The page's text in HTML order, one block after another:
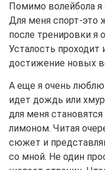
Помимо волейбола я
Для меня спорт-это
после тренировки
Усталость проходит
достижение новых
А еще я очень люблю
идет дождь или
для меня становятся
лимоном. Читая
сюжет и
со мной. Не один